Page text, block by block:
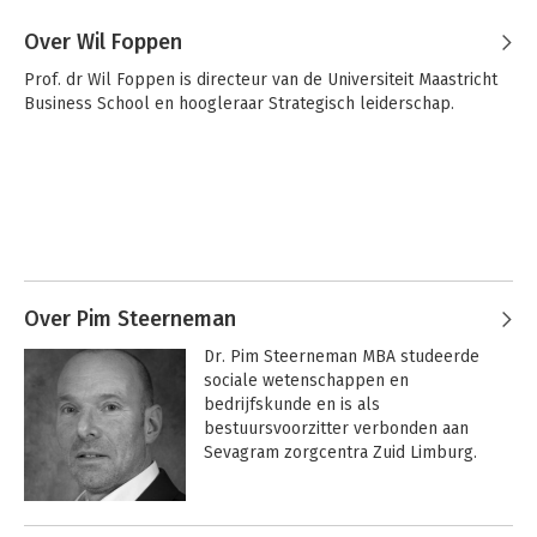
Over Wil Foppen
Prof. dr Wil Foppen is directeur van de Universiteit Maastricht
Business School en hoogleraar Strategisch leiderschap.
Over Pim Steerneman
Dr. Pim Steerneman MBA studeerde
sociale wetenschappen en
bedrijfskunde en is als
bestuursvoorzitter verbonden aan
Sevagram zorgcentra Zuid Limburg.